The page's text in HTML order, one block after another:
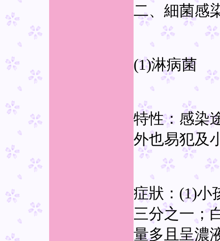
二、細菌感
(1)淋病菌
特性：感染
外也易犯及
症狀：(1)小
三分之一；
量多且呈濃